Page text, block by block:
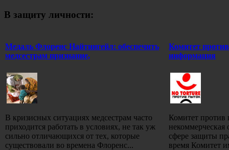
В защиту личности:
Медаль Флоренс Найтингейл: обеспечить
медсестрам признание,
В кризисных ситуациях медсестрам часто
приходится работать в условиях, не так уж
сильно отличающихся от тех, которые
существовали во времена Флоренс...
Комитет
информация
Комитет против
некоммерческая
сфере защиты
время Комитет